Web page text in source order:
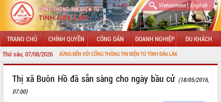
Vietnamese| English
TRANG CHỦ CHÍNH QUYỀN CÔNG DÂN DOANH NGHIỆP DU KHÁCH
Thứ sáu, 07/08/2026
CHÀO MỪNG ĐẾN VỚI CỔNG THÔNG TIN ĐIỆN TỬ TỈNH ĐẮK LẮK
LÃNH ĐẠO UBND TỈNH
Thị xã Buôn Hồ đã sẵn sàng cho ngày bầu cử (18/05/2016,
07:00)